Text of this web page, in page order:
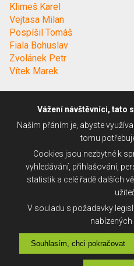
Klimeš Karel
Vejtasa Milan
Pospíšil Tomáš
Fiala Bohuslav
Zvolánek Petr
Vítek Marek
Vážení návštěvníci, tato
Naším přáním je, abyste
tomu
Cookies jsou nezbytné k
vyhledávání, přihlašování,
statistik a celé řadě dalších
V souladu s požadavky
Souhlasím, chci pokračovat